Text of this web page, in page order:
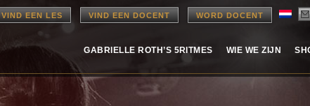
VIND EEN LES VIND EEN DOCENT WORD DOCENT
GABRIELLE ROTH’S 5RITMES WIE WE ZIJN